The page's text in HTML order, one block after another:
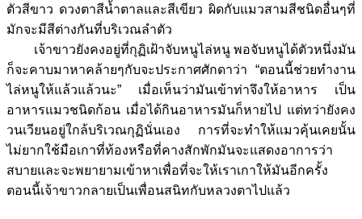
ตัวสีขาว ดวงตาสีน้ำตาลและสีเขียว ผิดกับแมวสามสีชนิดอื่นๆที่
มักจะมีสีต่างกันที่บริเวณลำตัว
เจ้าขาวยังคงอยู่ที่กุฏิเฝ้าจับหนูไล่หนู พอจับหนูได้ตัวหนึ่งมัน
ก็จะคาบมาหาคล้ายๆกับจะประกาศศักดาว่า “ตอนนี้ช่วยทำงาน
ไล่หนูให้แล้วแล้วนะ” เมื่อเห็นว่ามันเข้าท่าจึงให้อาหาร เป็น
อาหารแมวชนิดก้อน เมื่อได้กินอาหารมันก็หายไป แต่ทว่ายังคง
วนเวียนอยู่ใกล้บริเวณกุฏินั่นเอง การที่จะทำให้แมวคุ้นเคยนั้น
ไม่ยากใช้มือเกาที่ท้องหรือที่คางสักพักมันจะแสดงอาการว่า
สบายและจะพยายามเข้าหาเพื่อที่จะให้เราเกาให้มันอีกครั้ง
ตอนนี้เจ้าขาวกลายเป็นเพื่อนสนิทกับหลวงตาไปแล้ว